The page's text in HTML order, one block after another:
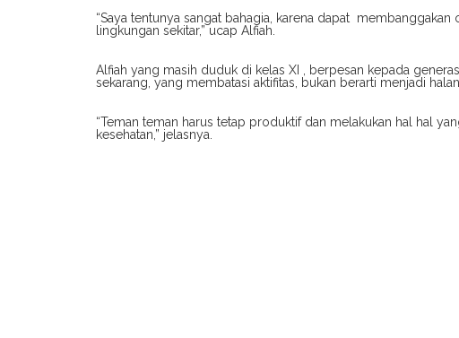
“Saya tentunya sangat bahagia, karena dapat
lingkungan sekitar,” ucap Alfiah.
Alfiah yang masih duduk di kelas XI , berpesan kepada
sekarang, yang membatasi aktifitas, bukan berarti menjadi
“Teman teman harus tetap produktif dan melakukan hal hal
kesehatan,” jelasnya.